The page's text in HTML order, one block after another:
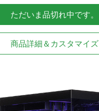
NVMeSSD 1TB
Windows11 Home 64bit
ただいま品切れ中です。
商品詳細＆カスタマイズ